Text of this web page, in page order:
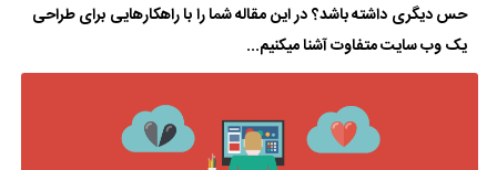
حس دیگری داشته باشد؟ در این مقاله شما را با راهکارهایی برای طراحی
یک وب سایت متفاوت آشنا میکنیم...